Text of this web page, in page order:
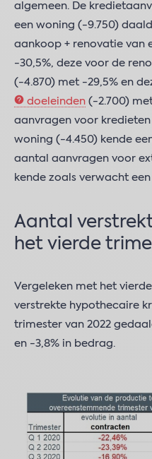
algemeen. De
een woning (-9.750)
aankoop + renovatie van
-30,5%, deze voor de
(-4.870) met -29,5% en
doeleinden (-2.700)
aanvragen voor
woning (-4.450) kende
aantal aanvragen voor
kende zoals verwacht
Aantal
het vierde
Vergeleken met het
verstrekte hypothecaire
trimester van 2022
en -3,8% in bedrag.